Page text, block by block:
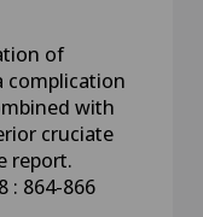
of
complication
with
cruciate
report.
: 864-866